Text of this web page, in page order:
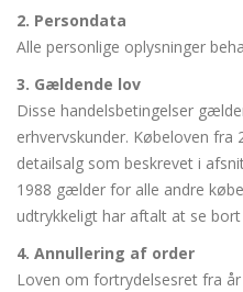
2. Persondata
Alle personlige oplysninger
3. Gældende lov
Disse handelsbetingelser
erhvervskunder. Købeloven
detailsalg som beskrevet i
1988 gælder for alle andre
udtrykkeligt har aftalt at se bort
4. Annullering af order
Loven om fortrydelsesret fra